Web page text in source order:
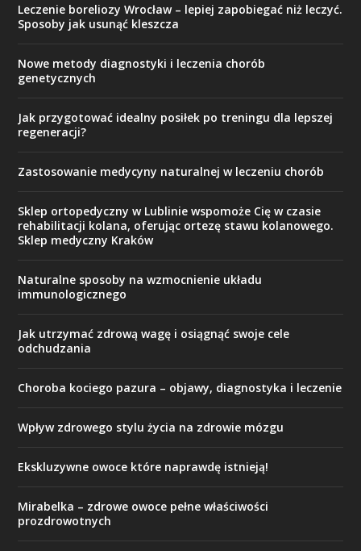
Leczenie boreliozy Wrocław – lepiej zapobiegać niż leczyć.
Sposoby jak usunąć kleszcza
Nowe metody diagnostyki i leczenia chorób
genetycznych
Jak przygotować idealny posiłek po treningu dla lepszej
regeneracji?
Zastosowanie medycyny naturalnej w leczeniu chorób
Sklep ortopedyczny w Lublinie wspomoże Cię w czasie
rehabilitacji kolana, oferując ortezę stawu kolanowego.
Sklep medyczny Kraków
Naturalne sposoby na wzmocnienie układu
immunologicznego
Jak utrzymać zdrową wagę i osiągnąć swoje cele
odchudzania
Choroba kociego pazura – objawy, diagnostyka i leczenie
Wpływ zdrowego stylu życia na zdrowie mózgu
Ekskluzywne owoce które naprawdę istnieją!
Mirabelka – zdrowe owoce pełne właściwości
prozdrowotnych